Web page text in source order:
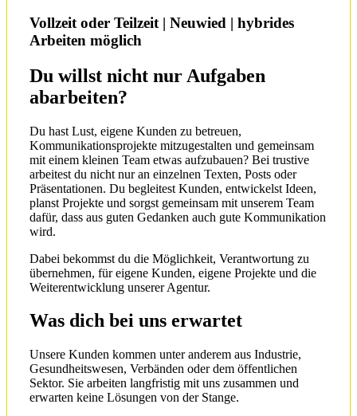
Vollzeit oder Teilzeit | Neuwied | hybrides
Arbeiten möglich
Du willst nicht nur Aufgaben
abarbeiten?
Du hast Lust, eigene Kunden zu betreuen,
Kommunikationsprojekte mitzugestalten und gemeinsam
mit einem kleinen Team etwas aufzubauen? Bei trustive
arbeitest du nicht nur an einzelnen Texten, Posts oder
Präsentationen. Du begleitest Kunden, entwickelst Ideen,
planst Projekte und sorgst gemeinsam mit unserem Team
dafür, dass aus guten Gedanken auch gute Kommunikation
wird.
Dabei bekommst du die Möglichkeit, Verantwortung zu
übernehmen, für eigene Kunden, eigene Projekte und die
Weiterentwicklung unserer Agentur.
Was dich bei uns erwartet
Unsere Kunden kommen unter anderem aus Industrie,
Gesundheitswesen, Verbänden oder dem öffentlichen
Sektor. Sie arbeiten langfristig mit uns zusammen und
erwarten keine Lösungen von der Stange.